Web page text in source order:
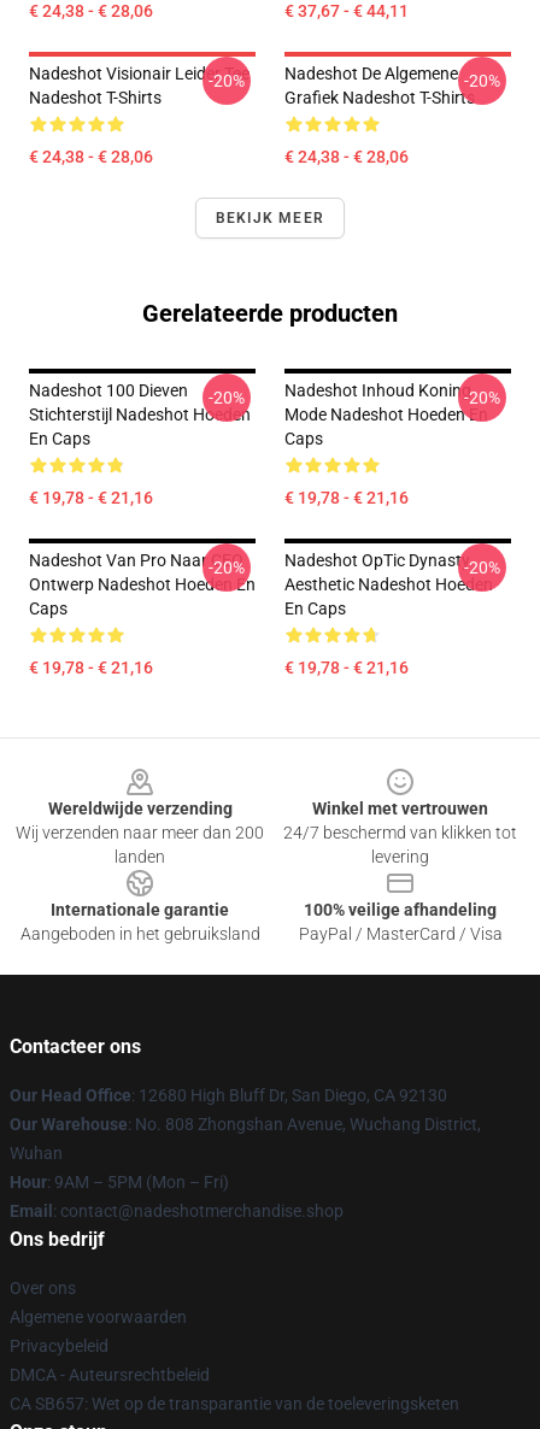
€ 24,38 - € 28,06 € 37,67 - € 44,11
Nadeshot Visionair Leider Tee
Nadeshot T-Shirts
€ 24,38 - € 28,06
-20%
Nadeshot De Algemene
Grafiek Nadeshot T-Shirts
€ 24,38 - € 28,06
-20%
BEKIJK MEER
Gerelateerde producten
Nadeshot 100 Dieven
Stichterstijl Nadeshot Hoeden
En Caps
€ 19,78 - € 21,16
-20%
Nadeshot Inhoud Koning
Mode Nadeshot Hoeden En
Caps
€ 19,78 - € 21,16
-20%
Nadeshot Van Pro Naar CEO
Ontwerp Nadeshot Hoeden En
Caps
€ 19,78 - € 21,16
-20%
Nadeshot OpTic Dynasty
Aesthetic Nadeshot Hoeden
En Caps
€ 19,78 - € 21,16
-20%
Wereldwijde verzending
Wij verzenden naar meer dan 200
landen
Winkel met vertrouwen
24/7 beschermd van klikken tot
levering
Internationale garantie
Aangeboden in het gebruiksland
100% veilige afhandeling
PayPal / MasterCard / Visa
Contacteer ons
Our Head Office: 12680 High Bluff Dr, San Diego, CA 92130
Our Warehouse: No. 808 Zhongshan Avenue, Wuchang District,
Wuhan
Hour: 9AM – 5PM (Mon – Fri)
Email : contact@nadeshotmerchandise.shop
Ons bedrijf
Over ons
Algemene voorwaarden
Privacybeleid
DMCA - Auteursrechtbeleid
CA SB657: Wet op de transparantie van de toeleveringsketen